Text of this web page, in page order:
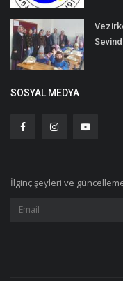
SOSYAL MEDYA
İlginç şeyleri ve